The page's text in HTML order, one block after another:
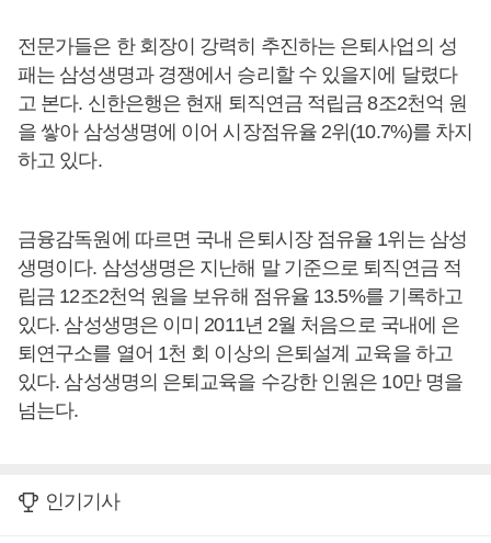
전문가들은 한 회장이 강력히 추진하는 은퇴사업의 성
패는 삼성생명과 경쟁에서 승리할 수 있을지에 달렸다
고 본다. 신한은행은 현재 퇴직연금 적립금 8조2천억 원
을 쌓아 삼성생명에 이어 시장점유율 2위(10.7%)를 차지
하고 있다.
금융감독원에 따르면 국내 은퇴시장 점유율 1위는 삼성
생명이다. 삼성생명은 지난해 말 기준으로 퇴직연금 적
립금 12조2천억 원을 보유해 점유율 13.5%를 기록하고
있다. 삼성생명은 이미 2011년 2월 처음으로 국내에 은
퇴연구소를 열어 1천 회 이상의 은퇴설계 교육을 하고
있다. 삼성생명의 은퇴교육을 수강한 인원은 10만 명을
넘는다.
인기기사